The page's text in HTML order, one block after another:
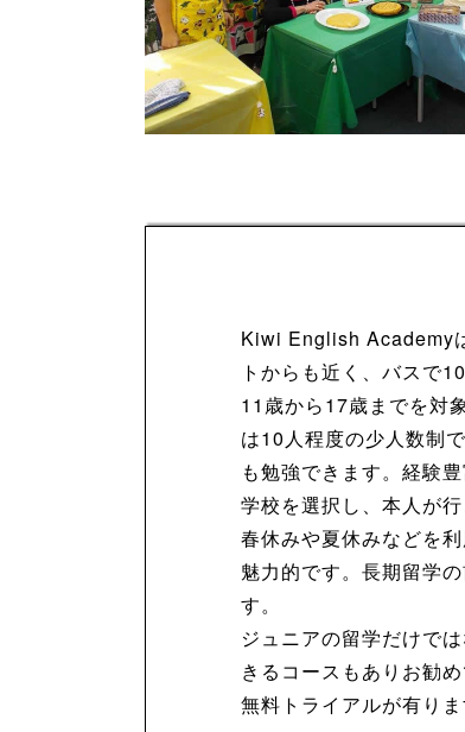
Kiwi English Academy
トからも近く、バスで10
11歳から17歳までを対
は10人程度の少人数制
も勉強できます。経験
学校を選択し、本人が
春休みや夏休みなどを
魅力的です。長期留学
す。
ジュニアの留学だけで
きるコースもありお勧め
無料トライアルが有り